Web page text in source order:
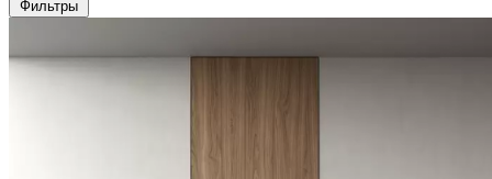
Фильтры